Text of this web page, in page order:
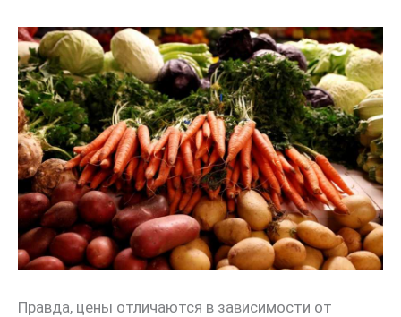
Правда, цены отличаются в зависимости от